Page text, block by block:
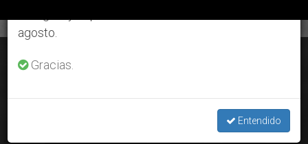
San Guido Maria Conforti, 5 de noviembre
NOV 04, 2020 09:00
agosto.
Gracias.
Entendido